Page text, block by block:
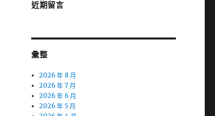
近期留言
彙整
2026 年 8 月
2026 年 7 月
2026 年 6 月
2026 年 5 月